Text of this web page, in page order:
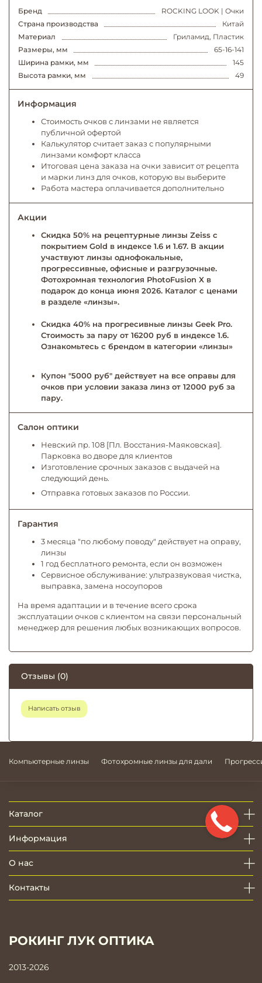
Бренд
ROCKING LOOK | Очки
Страна производства
Китай
Материал
Гриламид, Пластик
Размеры, мм
65-16-141
Ширина рамки, мм
145
Высота рамки, мм
49
Информация
Стоимость очков с линзами не является
публичной офертой
Калькулятор считает заказ с популярными
линзами комфорт класса
Итоговая цена заказа на очки зависит от рецепта
и марки линз для очков, которую вы выберите
Работа мастера оплачивается дополнительно
Акции
Скидка 50% на рецептурные линзы Zeiss с
покрытием Gold в индексе 1.6 и 1.67. В акции
участвуют линзы однофокальные,
прогрессивные, офисные и разгрузочные.
Фотохромная технология PhotoFusion X в
подарок до конца июня 2026. Каталог с ценами
в разделе «линзы».
Скидка 40% на прогресивные линзы Geek Pro.
Стоимость за пару от 16200 руб в индексе 1.6.
Ознакомьтесь с брендом в категории «линзы»
Купон "5000 руб" действует на все оправы для
очков при условии заказа линз от 12000 руб за
пару.
Салон оптики
Невский пр. 108 [Пл. Восстания-Маяковская].
Парковка во дворе для клиентов
Изготовление срочных заказов с выдачей на
следующий день.
Отправка готовых заказов по России.
Гарантия
3 месяца "по любому поводу" действует на оправу,
линзы
1 год бесплатного ремонта, если он возможен
Сервисное обслуживание: ультразвуковая чистка,
выправка, замена носоупоров
На время адаптации и в течение всего срока
эксплуатации очков с клиентом на связи персональный
менеджер для решения любых возникающих вопросов.
Отзывы (0)
Написать отзыв
Компьютерные линзы Фотохромные линзы для дали
Каталог
Информация
О нас
Контакты
РОКИНГ ЛУК ОПТИКА
2013-2026